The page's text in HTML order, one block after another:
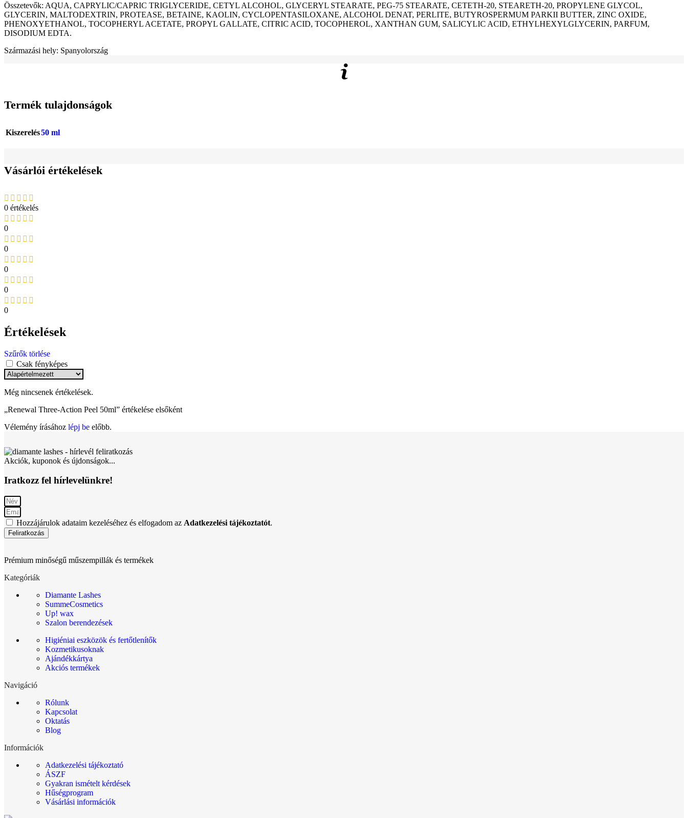
Összetevők: AQUA, CAPRYLIC/CAPRIC TRIGLYCERIDE, CETYL ALCOHOL, GLYCERYL STEARATE, PEG-75 STEARATE, CETETH-20, STEARETH-20, PROPYLENE GLYCOL,
GLYCERIN, MALTODEXTRIN, PROTEASE, BETAINE, KAOLIN, CYCLOPENTASILOXANE, ALCOHOL DENAT, PERLITE, BUTYROSPERMUM PARKII BUTTER, ZINC OXIDE,
PHENOXYETHANOL, TOCOPHERYL ACETATE, PROPYL GALLATE, CITRIC ACID, TOCOPHEROL, XANTHAN GUM, SALICYLIC ACID, ETHYLHEXYLGLYCERIN, PARFUM,
DISODIUM EDTA.
Származási hely: Spanyolország
Termék tulajdonságok
Kiszerelés50 ml
Vásárlói értékelések
0 értékelés
0
0
0
0
0
Értékelések
Szűrők törlése
Csak fényképes
Még nincsenek értékelések.
„Renewal Three-Action Peel 50ml” értékelése elsőként
Vélemény írásához lépj be előbb.
Akciók, kuponok és újdonságok...
Iratkozz fel hírlevelünkre!
Hozzájárulok adataim kezeléséhez és elfogadom az Adatkezelési tájékoztatót.
Feliratkozás
Prémium minőségű műszempillák és termékek
Kategóriák
Diamante Lashes
SummeCosmetics
Up! wax
Szalon berendezések
Higiéniai eszközök és fertőtlenítők
Kozmetikusoknak
Ajándékkártya
Akciós termékek
Navigáció
Rólunk
Kapcsolat
Oktatás
Blog
Információk
Adatkezelési tájékoztató
ÁSZF
Gyakran ismételt kérdések
Hűségprogram
Vásárlási információk